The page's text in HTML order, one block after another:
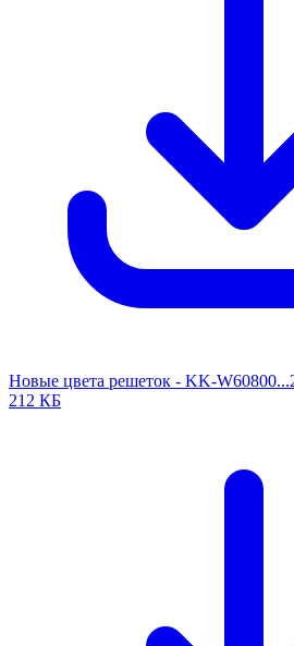
Новые цвета решеток - KK-
212 КБ